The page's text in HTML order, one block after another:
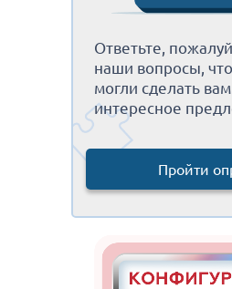
Ответьте,
наши вопросы,
могли сделать
интересное
Пройти